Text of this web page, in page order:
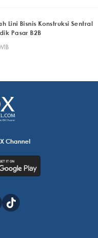
Lini Bisnis Konstruksi Sentral
Pasar B2B
Channel